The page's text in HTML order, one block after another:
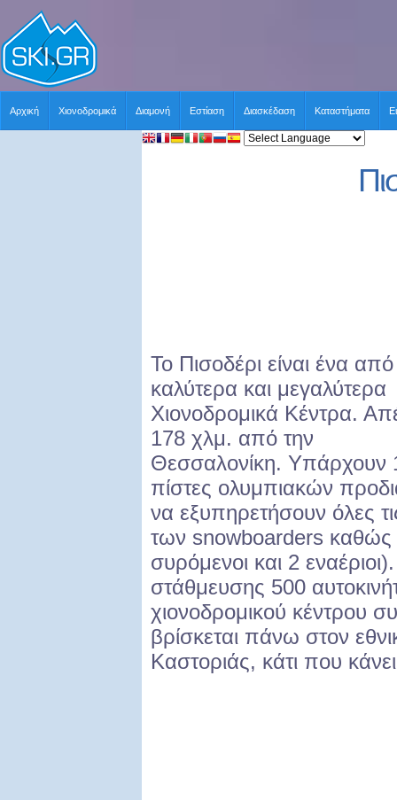
Αρχική Χιονοδρομικά Διαμονή Εστίαση Διασκέδαση Καταστήματα
Το Πισοδέρι είναι ένα
καλύτερα και μεγαλύτερα
Χιονοδρομικά Κέντρα.
178 χλμ. από την
Θεσσαλονίκη. Υπάρχουν
πίστες ολυμπιακών
να εξυπηρετήσουν όλες
των snowboarders καθώς
συρόμενοι και 2
στάθμευσης 500
χιονοδρομικού κέντρου
βρίσκεται πάνω στον
Καστοριάς, κάτι που